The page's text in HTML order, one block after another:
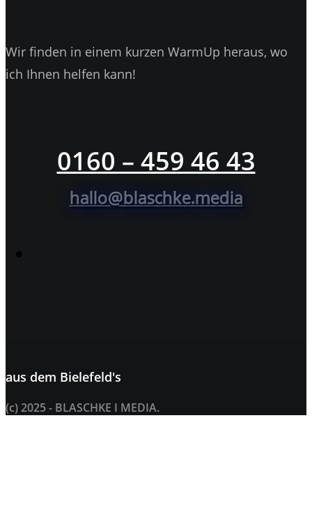
Wir finden in einem kurzen WarmUp heraus, wo
ich Ihnen helfen kann!
0160 – 459 46 43
hallo@blaschke.media
aus dem Bielefeld's
(c) 2025 - BLASCHKE I MEDIA.